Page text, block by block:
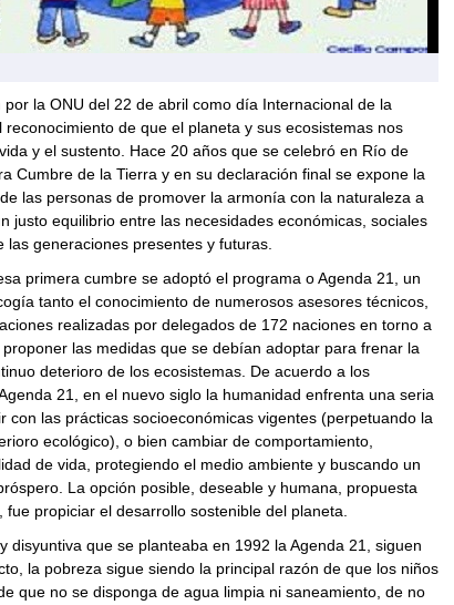
por la ONU del 22 de abril como día Internacional de la
reconocimiento de que el planeta y sus ecosistemas nos
y el sustento. Hace 20 años que se celebró en Río de
Cumbre de la Tierra y en su declaración final se expone la
las personas de promover la armonía con la naturaleza a
justo equilibrio entre las necesidades económicas, sociales
las generaciones presentes y futuras.
primera cumbre se adoptó el programa o Agenda 21, un
tanto el conocimiento de numerosos asesores técnicos,
realizadas por delegados de 172 naciones en torno a
las medidas que se debían adoptar para frenar la
deterioro de los ecosistemas. De acuerdo a los
21, en el nuevo siglo la humanidad enfrenta una seria
con las prácticas socioeconómicas vigentes (perpetuando la
ecológico), o bien cambiar de comportamiento,
de vida, protegiendo el medio ambiente y buscando un
La opción posible, deseable y humana, propuesta
fue propiciar el desarrollo sostenible del planeta.
disyuntiva que se planteaba en 1992 la Agenda 21, siguen
la pobreza sigue siendo la principal razón de que los niños
que no se disponga de agua limpia ni saneamiento, de no